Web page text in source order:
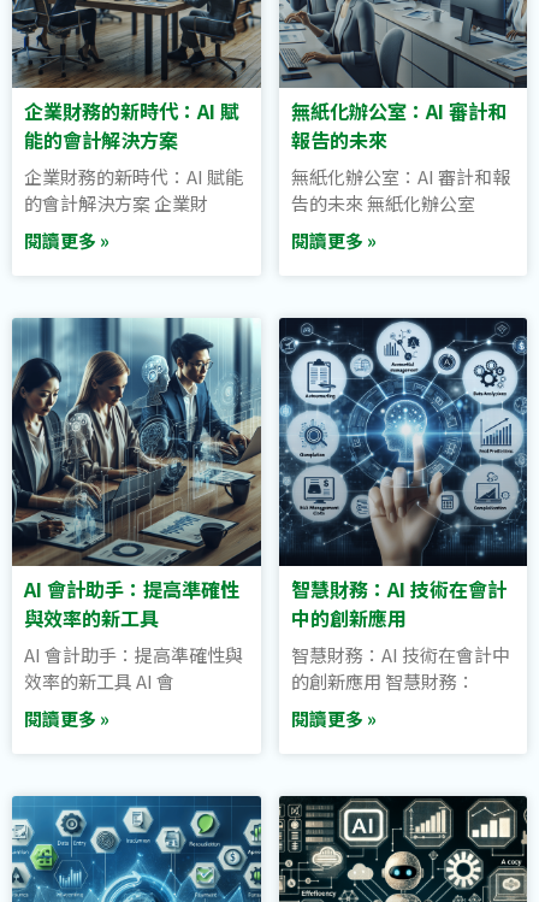
企業財務的新時代：AI 賦
能的會計解決方案
企業財務的新時代：AI 賦能
的會計解決方案 企業財
閱讀更多 »
無紙化辦公室：AI 審計和
報告的未來
無紙化辦公室：AI 審計和報
告的未來 無紙化辦公室
閱讀更多 »
AI 會計助手：提高準確性
與效率的新工具
AI 會計助手：提高準確性與
效率的新工具 AI 會
閱讀更多 »
智慧財務：AI 技術在會計
中的創新應用
智慧財務：AI 技術在會計中
的創新應用 智慧財務：
閱讀更多 »